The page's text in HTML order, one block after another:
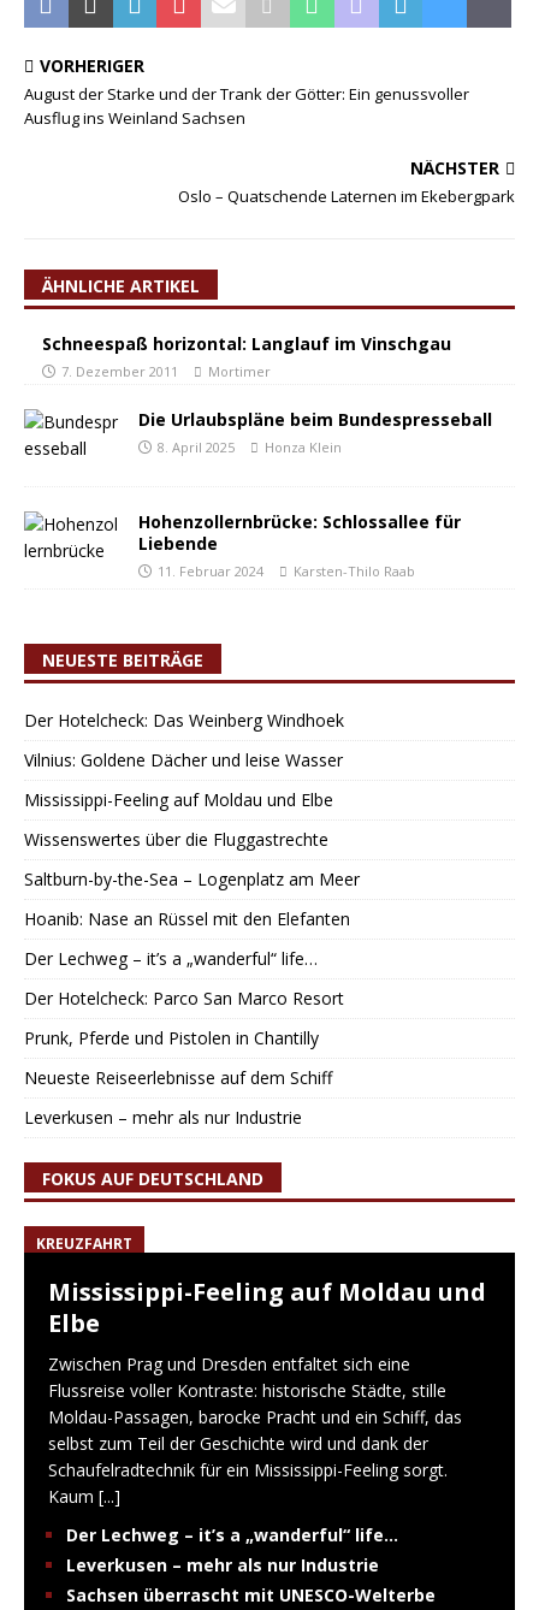
VORHERIGER
August der Starke und der Trank der Götter: Ein genussvoller
Ausflug ins Weinland Sachsen
NÄCHSTER
Oslo – Quatschende Laternen im Ekebergpark
ÄHNLICHE ARTIKEL
Schneespaß horizontal: Langlauf im Vinschgau
7. Dezember 2011 Mortimer
Die Urlaubspläne beim Bundespresseball
8. April 2025 Honza Klein
Hohenzollernbrücke: Schlossallee für
Liebende
11. Februar 2024 Karsten-Thilo Raab
NEUESTE BEITRÄGE
Der Hotelcheck: Das Weinberg Windhoek
Vilnius: Goldene Dächer und leise Wasser
Mississippi-Feeling auf Moldau und Elbe
Wissenswertes über die Fluggastrechte
Saltburn-by-the-Sea – Logenplatz am Meer
Hoanib: Nase an Rüssel mit den Elefanten
Der Lechweg – it’s a „wanderful“ life…
Der Hotelcheck: Parco San Marco Resort
Prunk, Pferde und Pistolen in Chantilly
Neueste Reiseerlebnisse auf dem Schiff
Leverkusen – mehr als nur Industrie
FOKUS AUF DEUTSCHLAND
KREUZFAHRT
Mississippi-Feeling auf Moldau und
Elbe
Zwischen Prag und Dresden entfaltet sich eine
Flussreise voller Kontraste: historische Städte, stille
Moldau-Passagen, barocke Pracht und ein Schiff, das
selbst zum Teil der Geschichte wird und dank der
Schaufelradtechnik für ein Mississippi-Feeling sorgt.
Kaum [...]
Der Lechweg – it’s a „wanderful“ life…
Leverkusen – mehr als nur Industrie
Sachsen überrascht mit UNESCO-Welterbe